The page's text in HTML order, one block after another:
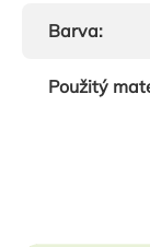
Barva:
Použitý